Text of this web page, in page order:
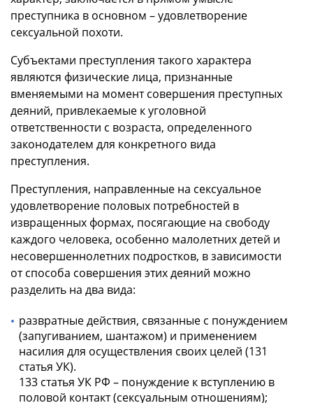
преступника в основном – удовлетворение
сексуальной похоти.
Субъектами преступления такого характера
являются физические лица, признанные
вменяемыми на момент совершения преступных
деяний, привлекаемые к уголовной
ответственности с возраста, определенного
законодателем для конкретного вида
преступления.
Преступления, направленные на сексуальное
удовлетворение половых потребностей в
извращенных формах, посягающие на свободу
каждого человека, особенно малолетних детей и
несовершеннолетних подростков, в зависимости
от способа совершения этих деяний можно
разделить на два вида:
развратные действия, связанные с понуждением
(запугиванием, шантажом) и применением
насилия для осуществления своих целей (131
статья УК).
133 статья УК РФ – понуждение к вступлению в
половой контакт (сексуальным отношениям);